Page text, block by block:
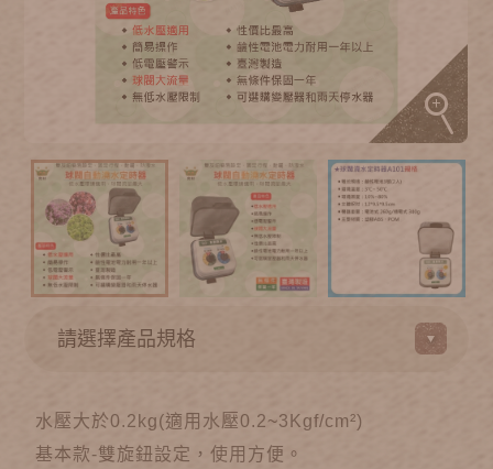
水壓大於0.2kg(適用水壓0.2~3Kgf/cm²)
基本款-雙旋鈕設定，使用方便。